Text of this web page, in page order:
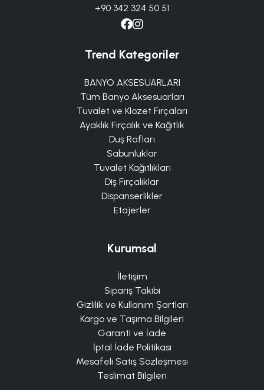
+90 342 324 50 51
Trend Kategoriler
BANYO AKSESUARLARI
Tüm Banyo Aksesuarları
Tuvalet ve Klozet Fırçaları
Ayaklık Fırçalık ve Kağıtlık
Duş Rafları
Sabunluklar
Tuvalet Kağıtlıkları
Diş Fırçalıklar
Dispanserlikler
Etajerler
Kurumsal
İletişim
Sipariş Takibi
Gizlilik ve Kullanım Şartları
Kargo ve Taşıma Bilgileri
Garanti ve İade
İptal İade Politikası
Mesafeli Satış Sözleşmesi
Teslimat Bilgileri